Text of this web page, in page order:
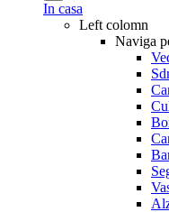
In casa
Left colomn
Naviga